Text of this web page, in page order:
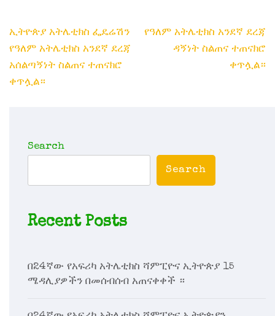
Post
navigation
ኢትዮጵያ አትሌቲክስ ፌዴሬሽን
የዓለም አትሌቲክስ አንደኛ ደረጃ
አሰልጣኝነት ስልጠና ተጠናክሮ
ቀጥሏል።
የዓለም አትሌቲክስ አንደኛ ደረጃ
ዳኝነት ስልጠና ተጠናክሮ
ቀጥሏል።
Search
Search
Recent Posts
በ24ኛው የአፍሪካ አትሌቲክስ ሻምፒዮና ኢትዮጵያ 15
ሜዳሊያዎችን በመሰብሰብ አጠናቀቀች ።